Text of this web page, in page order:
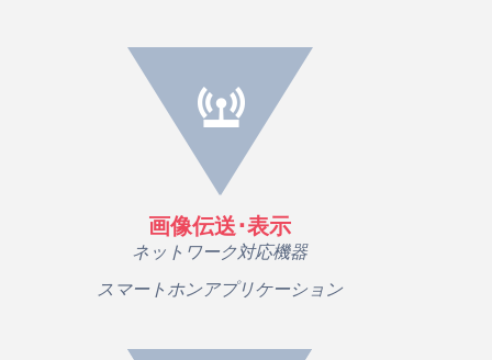
画像伝送･表示
ネットワーク対応機器
スマートホンアプリケーション